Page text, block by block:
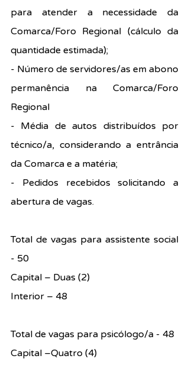
para atender a necessidade da
Comarca/Foro Regional (cálculo da
quantidade estimada);
- Número de servidores/as em abono
permanência na Comarca/Foro
Regional
- Média de autos distribuídos por
técnico/a, considerando a entrância
da Comarca e a matéria;
- Pedidos recebidos solicitando a
abertura de vagas.
Total de vagas para assistente social
- 50
Capital – Duas (2)
Interior – 48
Total de vagas para psicólogo/a - 48
Capital –Quatro (4)